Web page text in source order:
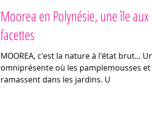
Moorea en Polynésie, une île
facettes
MOOREA, c'est la nature à l'état brut...
omniprésente où les pamplemousses et
ramassent dans les jardins. U